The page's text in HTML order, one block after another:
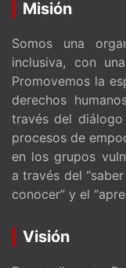
Misión
Somos una
inclusiva, con
Promovemos la
derechos
través del
procesos de
en los grupos
a través del “saber
conocer” y el
Visión